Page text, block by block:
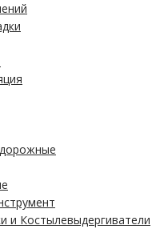
и Костылевыдергиватели